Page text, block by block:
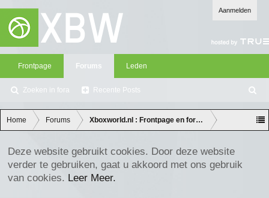
Aanmelden
Frontpage Forums
Zoeken in fora Recente Posts
Leden
oe
ke
n
Home Forums Xboxworld.nl : Frontpage en forum discussie
Deze website gebruikt cookies. Door deze website
verder te gebruiken, gaat u akkoord met ons gebruik
van cookies. Leer Meer.